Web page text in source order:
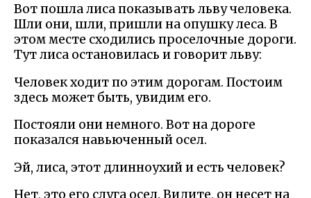
Вот пошла лиса показывать льву человека.
Шли они, шли, пришли на опушку леса. В
этом месте сходились проселочные дороги.
Тут лиса остановилась и говорит льву:
Человек ходит по этим дорогам. Постоим
здесь может быть, увидим его.
Постояли они немного. Вот на дороге
показался навьюченный осел.
Эй, лиса, этот длинноухий и есть человек?
Нет, это его слуга осел. Видите, он несет на